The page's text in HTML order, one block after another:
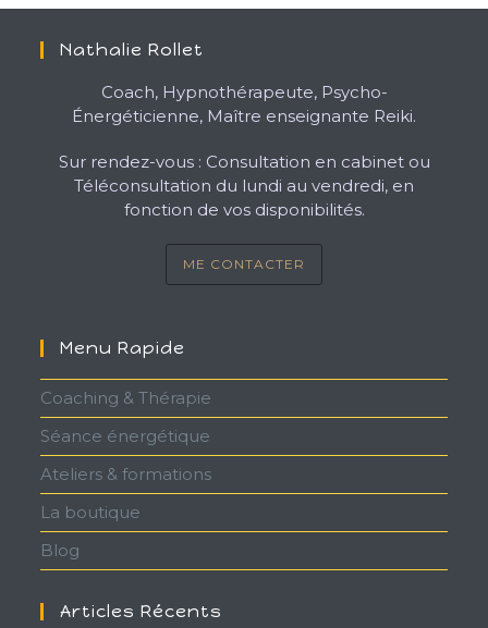
Nathalie Rollet
Coach, Hypnothérapeute, Psycho-
Énergéticienne, Maître enseignante Reiki.
Sur rendez-vous : Consultation en cabinet ou
Téléconsultation du lundi au vendredi, en
fonction de vos disponibilités.
ME CONTACTER
Menu Rapide
Coaching & Thérapie
Séance énergétique
Ateliers & formations
La boutique
Blog
Articles Récents